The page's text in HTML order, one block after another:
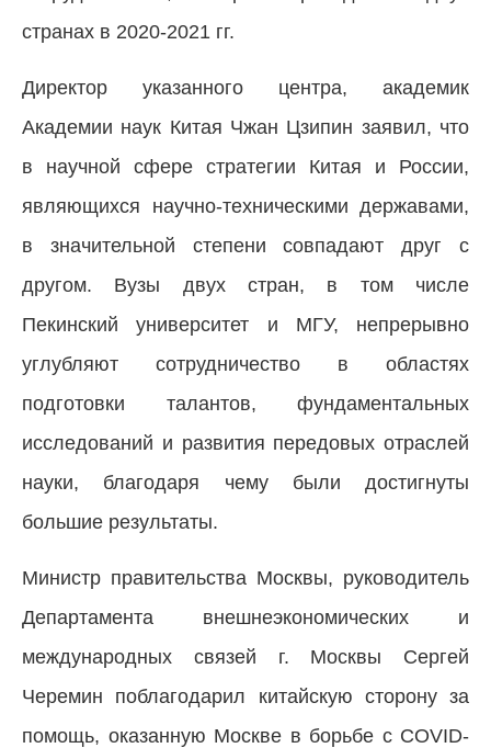
странах в 2020-2021 гг.
Директор указанного центра, академик
Академии наук Китая Чжан Цзипин заявил, что
в научной сфере стратегии Китая и России,
являющихся научно-техническими державами,
в значительной степени совпадают друг с
другом. Вузы двух стран, в том числе
Пекинский университет и МГУ, непрерывно
углубляют сотрудничество в областях
подготовки талантов, фундаментальных
исследований и развития передовых отраслей
науки, благодаря чему были достигнуты
большие результаты.
Министр правительства Москвы, руководитель
Департамента внешнеэкономических и
международных связей г. Москвы Сергей
Черемин поблагодарил китайскую сторону за
помощь, оказанную Москве в борьбе с COVID-